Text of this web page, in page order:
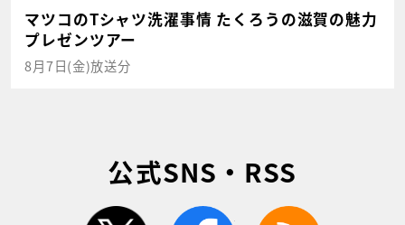
マツコのTシャツ洗濯事情 たくろうの滋賀の魅力
プレゼンツアー
8月7日(金)放送分
公式SNS・RSS
twitter facebook